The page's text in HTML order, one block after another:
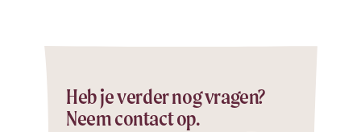
Heb je verder nog vragen?
Neem contact op.